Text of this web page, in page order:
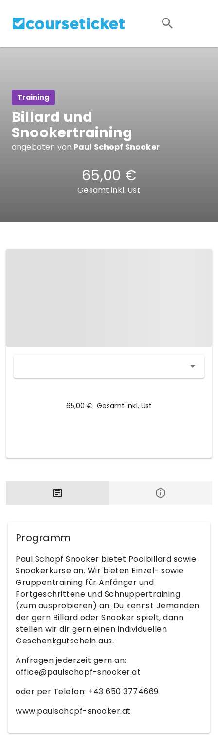
Training
Billard und
Snookertraining
angeboten von Paul Schopf Snooker
65,00 €
Gesamt inkl. Ust
65,00 € Gesamt inkl. Ust
Programm
Paul Schopf Snooker bietet Poolbillard sowie
Snookerkurse an. Wir bieten Einzel- sowie
Gruppentraining für Anfänger und
Fortgeschrittene und Schnuppertraining
(zum ausprobieren) an. Du kennst Jemanden
der gern Billard oder Snooker spielt, dann
stellen wir dir gern einen individuellen
Geschenkgutschein aus.
Anfragen jederzeit gern an:
office@paulschopf-snooker.at
oder per Telefon: +43 650 3774669
www.paulschopf-snooker.at